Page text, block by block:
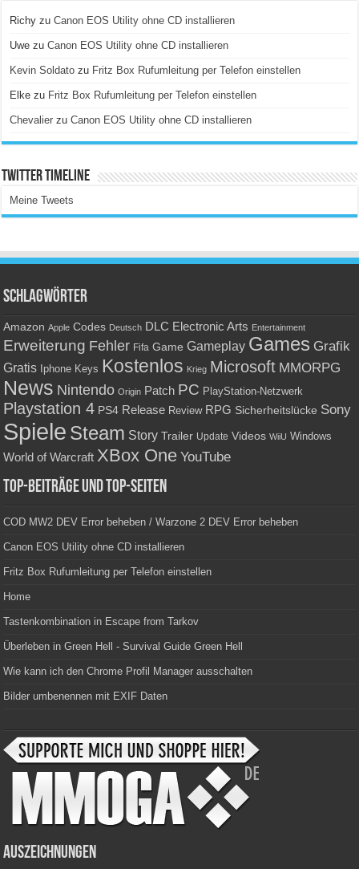
Richy zuCanon EOS Utility ohne CD installieren
Uwe zuCanon EOS Utility ohne CD installieren
Kevin Soldato zu Fritz Box Rufumleitung per Telefon einstellen
Elke zu Fritz Box Rufumleitung per Telefon einstellen
Chevalier zuCanon EOS Utility ohne CD installieren
Twitter Timeline
Meine Tweets
Schlagwörter
Amazon Apple Codes Deutsch DLC Electronic Arts Entertainment
Erweiterung Fehler Fifa Game Gameplay Games Grafik
Gratis Iphone Keys Kostenlos Krieg Microsoft MMORPG
News Nintendo Origin Patch PC PlayStation-Netzwerk
Playstation 4 PS4 Release Review RPG Sicherheitslücke Sony
Spiele Steam Story Trailer Update Videos WiiU Windows
World of Warcraft XBox One YouTube
Top-Beiträge und Top-Seiten
COD MW2 DEV Error beheben / Warzone 2 DEV Error beheben
Canon EOS Utility ohne CD installieren
Fritz Box Rufumleitung per Telefon einstellen
Home
Tastenkombination in Escape from Tarkov
Überleben in Green Hell - Survival Guide Green Hell
Wie kann ich den Chrome Profil Manager ausschalten
Bilder umbenennen mit EXIF Daten
Auszeichnungen